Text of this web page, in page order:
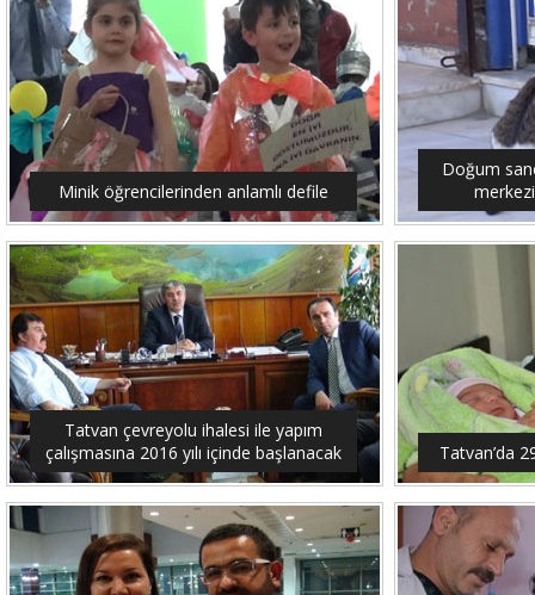
Minik öğrencilerinden anlamlı defile
Doğum
Tatvan çevreyolu ihalesi ile yapım
çalışmasına 2016 yılı içinde başlanacak
Tatvan’da